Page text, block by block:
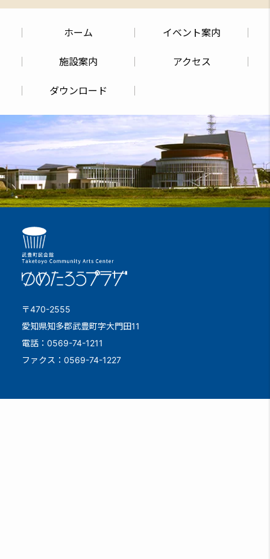
ホーム イベント案内
施設案内 アクセス
ダウンロード
〒470-2555
愛知県知多郡武豊町字大門田11
電話：0569-74-1211
ファクス：0569-74-1227